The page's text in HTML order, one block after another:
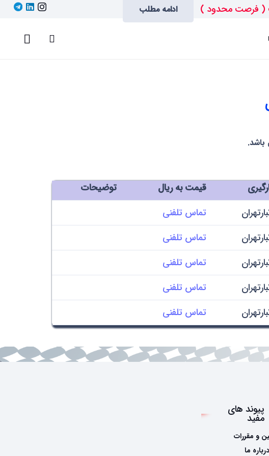
( فرصت محدود ) ادامه مطلب
باشد.
قیمت به ریال
توضیحات
تماس تلفنی
تماس تلفنی
تماس تلفنی
تماس تلفنی
تماس تلفنی
پیوند های
مفید
و مقررات
درباره ما